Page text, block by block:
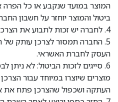
המוצר במועד שנקבע או כל הפרה
ביטול והמוצר יוחזר על חשבון
4. לחברה יש זכות לתבוע את הצרכן בשל ירידה בערך המוצר.
5. החברה תמסור לצרכן עותק של
העסק לחברת האשראי.
6. סייגים לזכות הביטול: לא
מוצרים שיוצרו במיוחד עבור
העתקה ושכפול שהצרכן פתח את